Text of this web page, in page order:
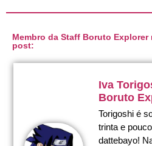
Membro da Staff Boruto
post:
Iva
Boruto
Torigoshi é
trinta e
dattebayo!